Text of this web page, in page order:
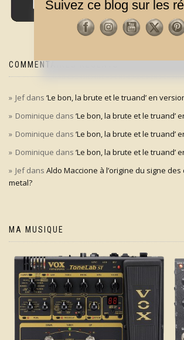
COMMENTAIRES RÉCENTS
Jefdans ‘Le bon, la brute et le truand’ en
Dominique dans ‘Le bon, la brute et le truand’
Dominique dans ‘Le bon, la brute et le truand’
Dominique dans ‘Le bon, la brute et le truand’
Jefdans Aldo Maccione à l’origine du signe
metal?
MA MUSIQUE
Suivez ce blog sur les